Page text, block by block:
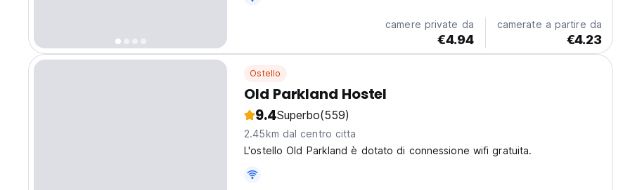
camere private da
€4.94
camerate a partire da
€4.23
Ostello
Old Parkland Hostel
9.4Superbo(559)
2.45km dal centro citta
L'ostello Old Parkland è dotato di connessione wifi gratuita.